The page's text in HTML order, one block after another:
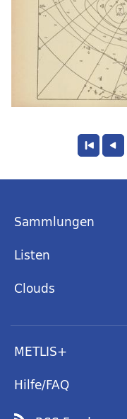
Sammlungen
Listen
Clouds
METLIS+
Hilfe/FAQ